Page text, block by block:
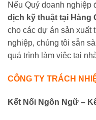
Nếu Quý doanh nghiệp
dịch kỹ thuật tại Hàng
cho các dự án sản xuất
nghiệp, chúng tôi sẵn
quá trình làm việc tại
CÔNG TY TRÁCH
Kết Nối Ngôn Ngữ –